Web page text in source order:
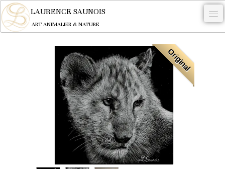
LAURENCE SAUNOIS
ART ANIMALIER & NATURE
NYMPHEUS LUMINANSIS.
Original